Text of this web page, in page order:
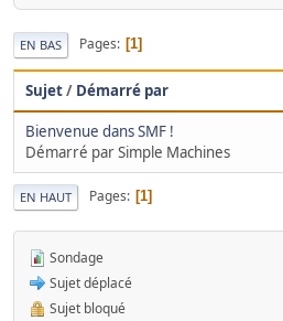
EN BAS Pages 1
Sujet/ Démarré par
Bienvenue dans SMF !
Démarré par Simple Machines
EN HAUT Pages 1
Sondage
Sujet déplacé
Sujet bloqué